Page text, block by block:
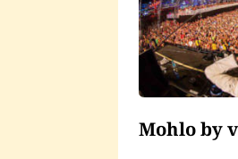
Mohlo by